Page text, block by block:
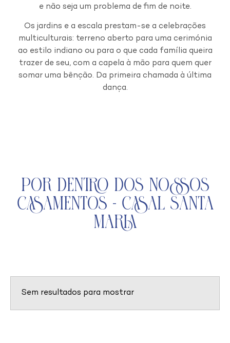
e não seja um problema de fim de noite.
Os jardins e a escala prestam-se a celebrações
multiculturais: terreno aberto para uma cerimónia
ao estilo indiano ou para o que cada família queira
trazer de seu, com a capela à mão para quem quer
somar uma bênção. Da primeira chamada à última
dança.
Por Dentro dos Nossos
Casamentos - Casal Santa
Maria
Sem resultados para mostrar